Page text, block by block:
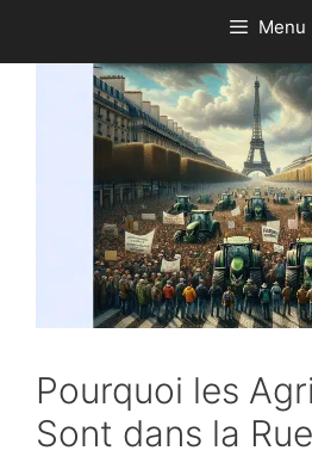
Menu
Pourquoi les
Sont dans la Rue